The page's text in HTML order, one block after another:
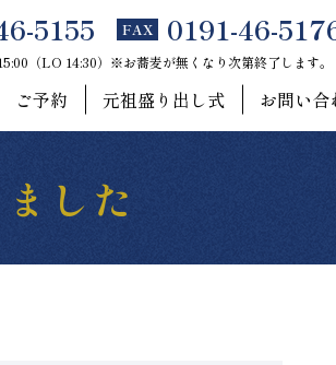
5155 FAX 0191-46-
（LO 14:30）※お蕎麦が無くなり次第終了します
ご予約 元祖盛り出し式 お問い合
した